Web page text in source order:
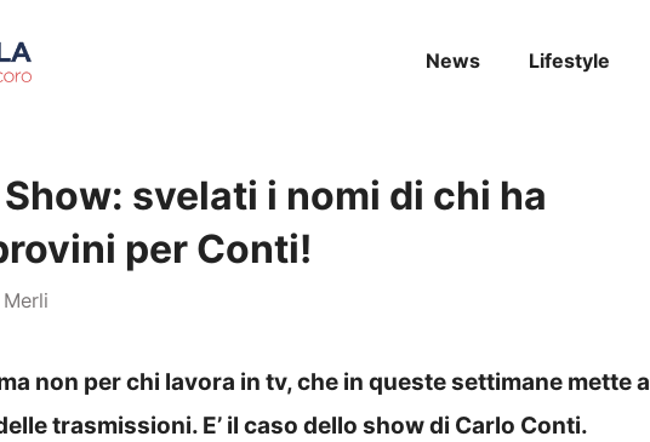
News Lifestyle
svelati i nomi di chi ha
per Conti!
non per chi lavora in tv, che in queste settimane mette a
trasmissioni. E’ il caso dello show di Carlo Conti.